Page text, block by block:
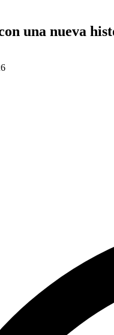
una nueva